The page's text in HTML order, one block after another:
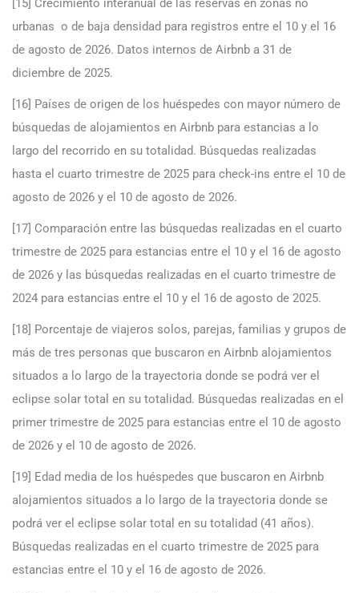
[15] Crecimiento interanual de las reservas en zonas no
urbanas o de baja densidad para registros entre el 10 y el 16
de agosto de 2026. Datos internos de Airbnb a 31 de
diciembre de 2025.
[16] Países de origen de los huéspedes con mayor número de
búsquedas de alojamientos en Airbnb para estancias a lo
largo del recorrido en su totalidad. Búsquedas realizadas
hasta el cuarto trimestre de 2025 para check-ins entre el 10 de
agosto de 2026 y el 10 de agosto de 2026.
[17] Comparación entre las búsquedas realizadas en el cuarto
trimestre de 2025 para estancias entre el 10 y el 16 de agosto
de 2026 y las búsquedas realizadas en el cuarto trimestre de
2024 para estancias entre el 10 y el 16 de agosto de 2025.
[18] Porcentaje de viajeros solos, parejas, familias y grupos de
más de tres personas que buscaron en Airbnb alojamientos
situados a lo largo de la trayectoria donde se podrá ver el
eclipse solar total en su totalidad. Búsquedas realizadas en el
primer trimestre de 2025 para estancias entre el 10 de agosto
de 2026 y el 10 de agosto de 2026.
[19] Edad media de los huéspedes que buscaron en Airbnb
alojamientos situados a lo largo de la trayectoria donde se
podrá ver el eclipse solar total en su totalidad (41 años).
Búsquedas realizadas en el cuarto trimestre de 2025 para
estancias entre el 10 y el 16 de agosto de 2026.